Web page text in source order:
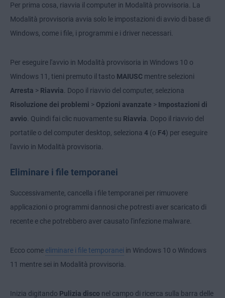
Per prima cosa, riavvia il computer in Modalità provvisoria. La
Modalità provvisoria avvia solo le impostazioni di avvio di base di
Windows, come i file, i programmi e i driver necessari.
Per eseguire l'avvio in Modalità provvisoria in Windows 10 o
Windows 11, tieni premuto il tasto MAIUSC mentre selezioni
Arresta > Riavvia . Dopo il riavvio del computer, seleziona
Risoluzione dei problemi > Opzioni avanzate > Impostazioni di
avvio . Quindi fai clic nuovamente su Riavvia . Dopo il riavvio del
portatile o del computer desktop, seleziona 4 (o F4) per eseguire
l'avvio in Modalità provvisoria.
Eliminare i file temporanei
Successivamente, cancella i file temporanei per rimuovere
applicazioni o programmi dannosi che potresti aver scaricato di
recente e che potrebbero aver causato l'infezione malware.
Ecco come eliminare i file temporanei in Windows 10 o Windows
11 mentre sei in Modalità provvisoria.
Inizia digitando Pulizia disco nel campo di ricerca sulla barra delle